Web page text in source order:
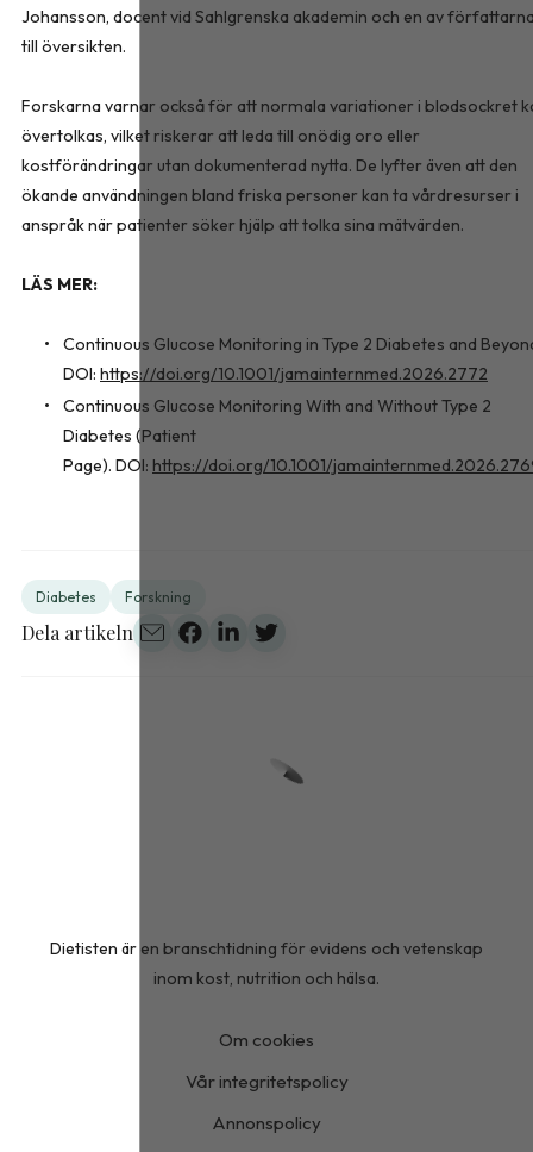
Johansson, docent vid Sahlgrenska akademin och en av
till översikten.
Forskarna varnar också för att normala variationer i blodsockret
övertolkas, vilket riskerar att leda till onödig oro eller
kostförändringar utan dokumenterad nytta. De lyfter även att den
ökande användningen bland friska personer kan ta vårdresurser i
anspråk när patienter söker hjälp att tolka sina mätvärden.
LÄS MER:
Continuous Glucose Monitoring in Type 2 Diabetes and
DOI: https://doi.org/10.1001/jamainternmed.2026.2772
Continuous Glucose Monitoring With and Without Type 2
Diabetes (Patient
Page). DOI: https://doi.org/10.1001/
Diabetes Forskning
Dela artikeln
Dietisten är en branschtidning för evidens och vetenskap
inom kost, nutrition och hälsa.
Om cookies
Vår integritetspolicy
Annonspolicy